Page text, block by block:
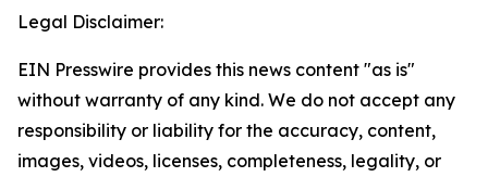
Legal Disclaimer:
EIN Presswire provides this news content "as is"
without warranty of any kind. We do not accept any
responsibility or liability for the accuracy, content,
images, videos, licenses, completeness, legality, or